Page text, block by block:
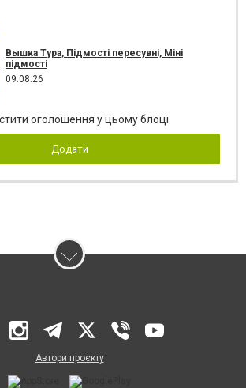
Вышка Тура, Підмості пересувні, Міні
підмості
09.08.26
оголошення у цьому блоці
Додати
Автори проєкту